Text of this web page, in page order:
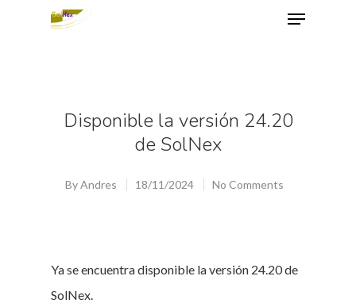
Disponible la versión 24.20
de SolNex
ByAndres 18/11/2024 No Comments
Ya se encuentra disponible la versión 24.20 de
SolNex.